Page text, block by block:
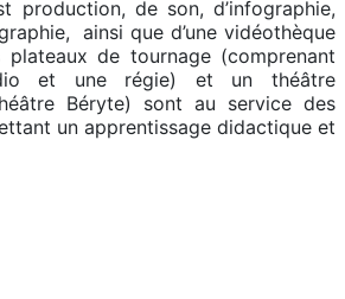
production, de son, d’infographie,
ainsi que d’une vidéothèque
plateaux de tournage (comprenant
et une régie) et un théâtre
Béryte) sont au service des
un apprentissage didactique et